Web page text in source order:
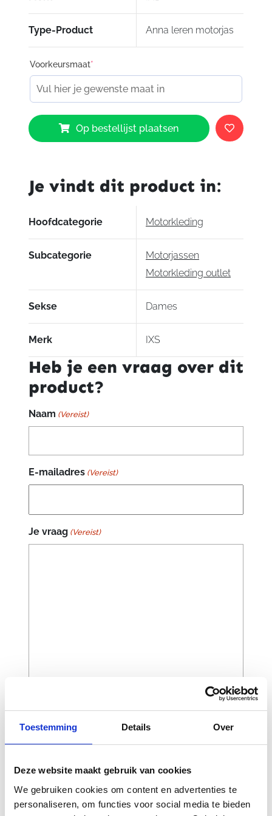
Toestemming Details Over
Deze website maakt gebruik van cookies
We gebruiken cookies om content en advertenties te
personaliseren, om functies voor social media te bieden
Type-Product Anna leren motorjas
Voorkeursmaat*
IXS
Anna
LD
Black
Op bestellijst plaatsen
Je vindt dit product in:
Hoofdcategorie Motorkleding
Subcategorie
Motorjassen
Motorkleding outlet
Sekse Dames
Merk IXS
Heb je een vraag over dit
product?
Naam (Vereist)
E-mailadres (Vereist)
Je vraag (Vereist)